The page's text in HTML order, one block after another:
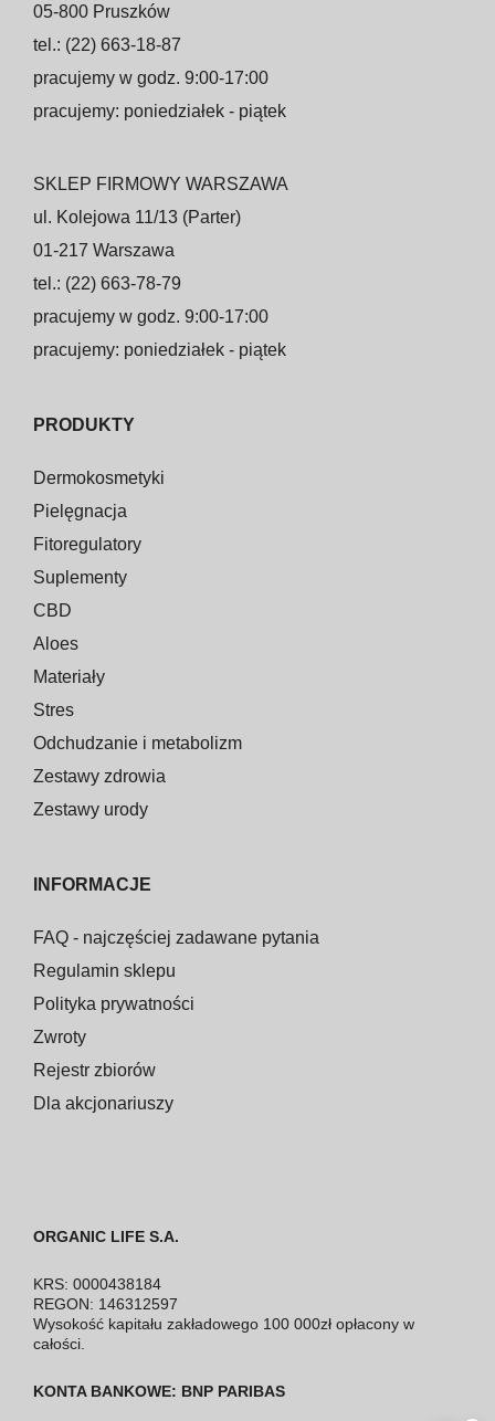
05-800 Pruszków
tel.: (22) 663-18-87
pracujemy w godz. 9:00-17:00
pracujemy: poniedziałek - piątek
SKLEP FIRMOWY WARSZAWA
ul. Kolejowa 11/13 (Parter)
01-217 Warszawa
tel.: (22) 663-78-79
pracujemy w godz. 9:00-17:00
pracujemy: poniedziałek - piątek
PRODUKTY
Dermokosmetyki
Pielęgnacja
Fitoregulatory
Suplementy
CBD
Aloes
Materiały
Stres
Odchudzanie i metabolizm
Zestawy zdrowia
Zestawy urody
INFORMACJE
FAQ - najczęściej zadawane pytania
Regulamin sklepu
Polityka prywatności
Zwroty
Rejestr zbiorów
Dla akcjonariuszy
ORGANIC LIFE S.A.
KRS: 0000438184
REGON: 146312597
Wysokość kapitału zakładowego 100 000zł opłacony w
całości.
KONTA BANKOWE: BNP PARIBAS